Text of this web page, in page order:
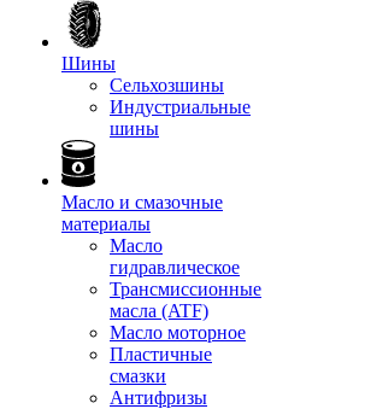
Шины
Сельхозшины
Индустриальные
шины
Масло и смазочные
материалы
Масло
гидравлическое
Трансмиссионные
масла (ATF)
Масло моторное
Пластичные
смазки
Антифризы